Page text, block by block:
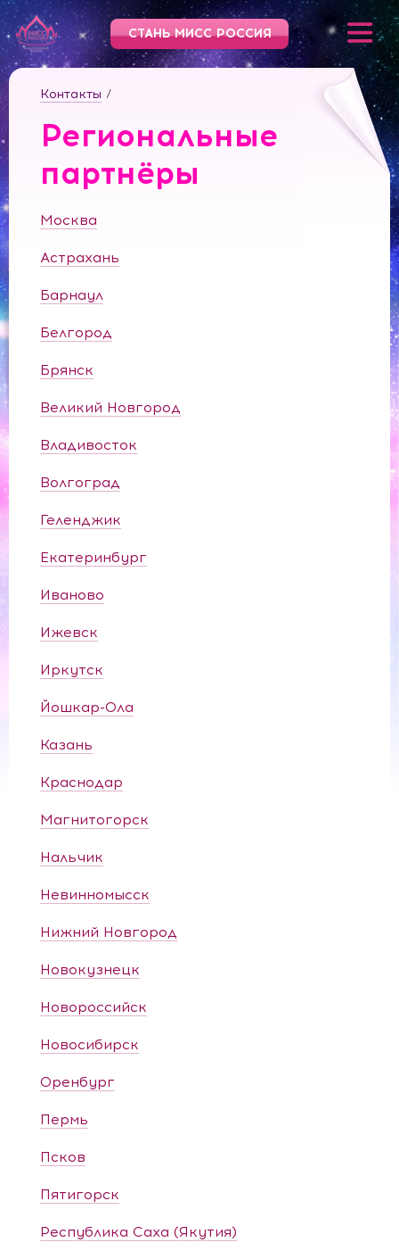
СТАНЬ МИСС РОССИЯ
Контакты /
Региональные
партнёры
Москва
Астрахань
Барнаул
Белгород
Брянск
Великий Новгород
Владивосток
Волгоград
Геленджик
Екатеринбург
Иваново
Ижевск
Иркутск
Йошкар-Ола
Казань
Краснодар
Магнитогорск
Нальчик
Невинномысск
Нижний Новгород
Новокузнецк
Новороссийск
Новосибирск
Оренбург
Пермь
Псков
Пятигорск
Республика Саха (Якутия)